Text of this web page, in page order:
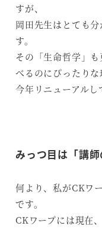
すが、
岡田先生はとても
す。
その「生命哲学」
べるのにぴったりな
今年リニューアルし
みっつ目は「講師
何より、私がCKワ
です。
CKワープには現在